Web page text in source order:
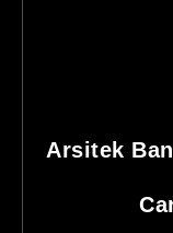
Arsitek